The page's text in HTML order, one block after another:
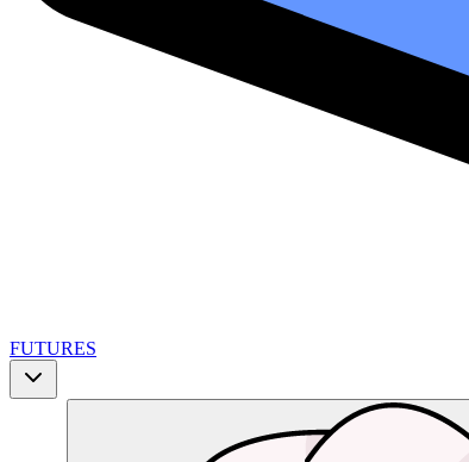
FUTURES